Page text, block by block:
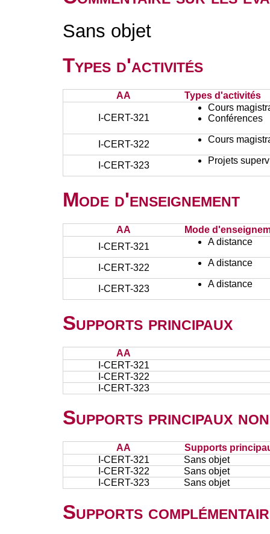
Sans objet
Types d'activités
AA Types d'activités
I-CERT-321
Cours
Conférences
I-CERT-322 Cours
I-CERT-323 Projets
Mode d'enseignement
AA
Mode
I-CERT-321
A distance
I-CERT-322 A distance
I-CERT-323 A distance
Supports principaux
AA
I-CERT-321
I-CERT-322
I-CERT-323
Supports principaux
AA
Supports
I-CERT-321
Sans objet
I-CERT-322
Sans objet
I-CERT-323
Sans objet
Supports